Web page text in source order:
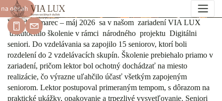
obsah
Digitálni seniori
V období marec – máj 2026 sa v našom zariadení VIA LUX
uskutočnilo školenie v rámci národného projektu Digitálni
seniori. Do vzdelávania sa zapojilo 15 seniorov, ktorí boli
rozdelení do 2 vzdelávacích skupín. Školenie prebiehalo priamo v
zariadení, pričom lektor bol ochotný dochádzať na miesto
realizácie, čo výrazne uľahčilo účasť všetkým zapojeným
seniorom. Lektor postupoval primeraným tempom, s dôrazom na
praktické ukážky, opakovanie a trpezlivé vysvetľovanie. Seniori